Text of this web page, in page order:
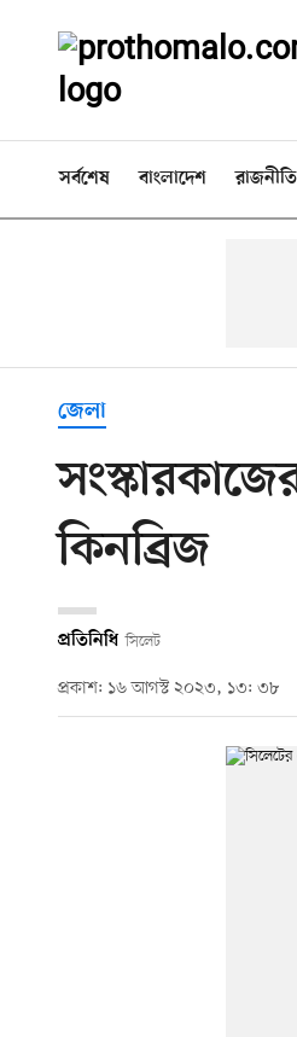
সর্বশেষ বাংলাদেশ রাজনীতি
জেলা
কিনব্রিজ
প্রতিনিধি সিলেট
প্রকাশ: ১৬ আগস্ট ২০২৩, ১৩: ৩৮